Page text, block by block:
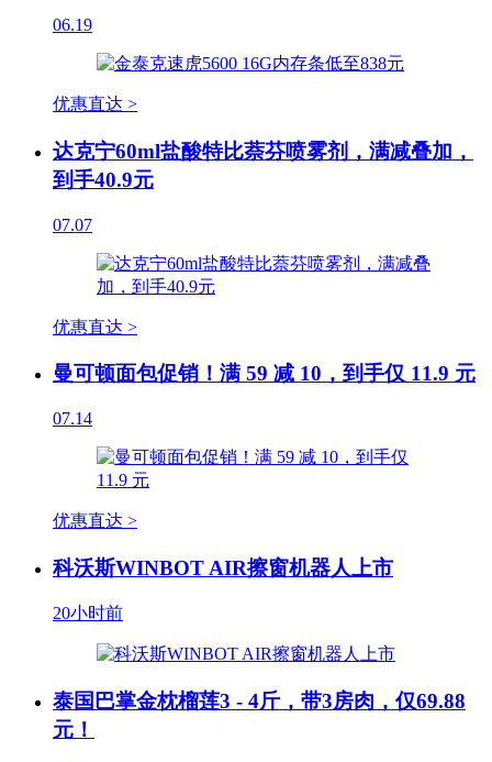
06.19
优惠直达 >
达克宁60ml盐酸特比萘芬喷雾剂，满减叠加，
到手40.9元
07.07
优惠直达 >
曼可顿面包促销！满 59 减 10，到手仅 11.9 元
07.14
优惠直达 >
科沃斯WINBOT AIR擦窗机器人上市
20小时前
泰国巴掌金枕榴莲3 - 4斤，带3房肉，仅69.88
元！